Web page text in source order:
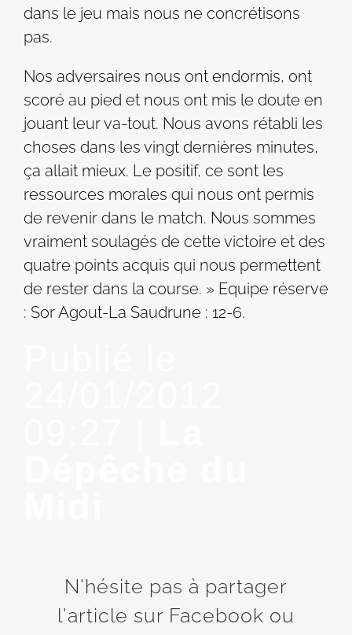
dans le jeu mais nous ne concrétisons
pas.
Nos adversaires nous ont endormis, ont
scoré au pied et nous ont mis le doute en
jouant leur va-tout. Nous avons rétabli les
choses dans les vingt dernières minutes,
ça allait mieux. Le positif, ce sont les
ressources morales qui nous ont permis
de revenir dans le match. Nous sommes
vraiment soulagés de cette victoire et des
quatre points acquis qui nous permettent
de rester dans la course. » Equipe réserve
: Sor Agout-La Saudrune : 12-6.
N'hésite pas à partager
l'article sur Facebook ou